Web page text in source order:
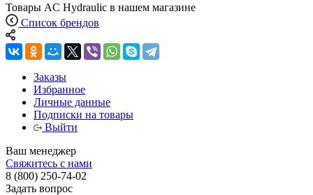
Товары AC Hydraulic в нашем магазине
Список брендов
Заказы
Избранное
Личные данные
Подписки на товары
Выйти
Ваш менеджер
Свяжитесь с нами
8 (800) 250-74-02
Задать вопрос